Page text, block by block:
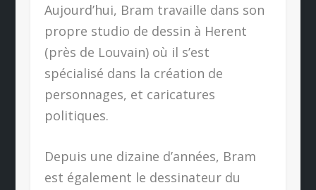
Aujourd’hui, Bram travaille dans son
propre studio de dessin à Herent
(près de Louvain) où il s’est
spécialisé dans la création de
personnages, et caricatures
politiques.
Depuis une dizaine d’années, Bram
est également le dessinateur du